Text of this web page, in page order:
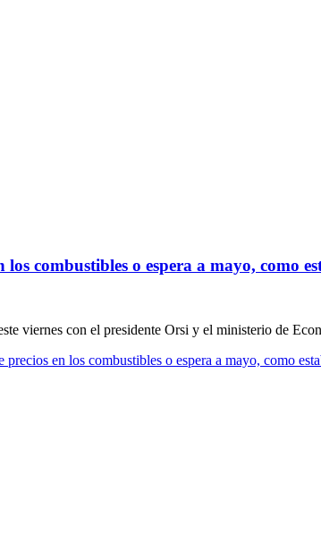
combustibles o espera a mayo, como
viernes con el presidente Orsi y el ministerio de
en los combustibles o espera a mayo, como